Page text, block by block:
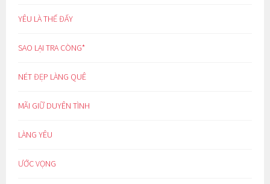
YÊU LÀ THẾ ĐẤY
SAO LẠI TRA CÒNG*
NÉT ĐẸP LÀNG QUÊ
MÃI GIỮ DUYÊN TÌNH
LÀNG YÊU
ƯỚC VỌNG